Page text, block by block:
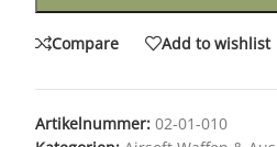
Compare Add to wishlist
Artikelnummer: 02-01-010